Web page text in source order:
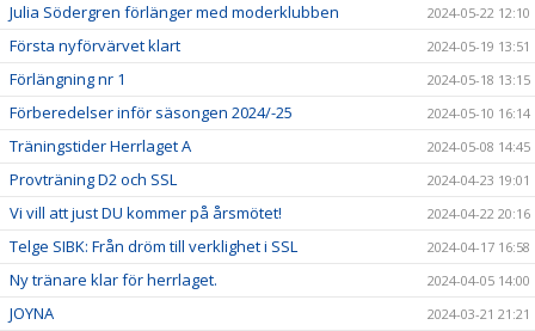
Julia Södergren förlänger med moderklubben 2024-05-22 12:10
Första nyförvärvet klart 2024-05-19 13:51
Förlängning nr 1 2024-05-18 13:15
Förberedelser inför säsongen 2024/-25 2024-05-10 16:14
Träningstider Herrlaget A 2024-05-08 14:45
Provträning D2 och SSL 2024-04-23 19:01
Vi vill att just DU kommer på årsmötet! 2024-04-22 20:16
Telge SIBK: Från dröm till verklighet i SSL 2024-04-17 16:58
Ny tränare klar för herrlaget. 2024-04-05 14:00
JOYNA 2024-03-21 21:21